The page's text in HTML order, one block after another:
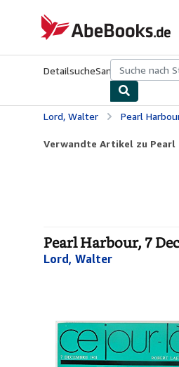
AbeBooks.de
DetailsucheSammlungen
Lord, Walter Pearl
Verwandte Artikel zu Pearl
Pearl Harbour, 7
Lord, Walter